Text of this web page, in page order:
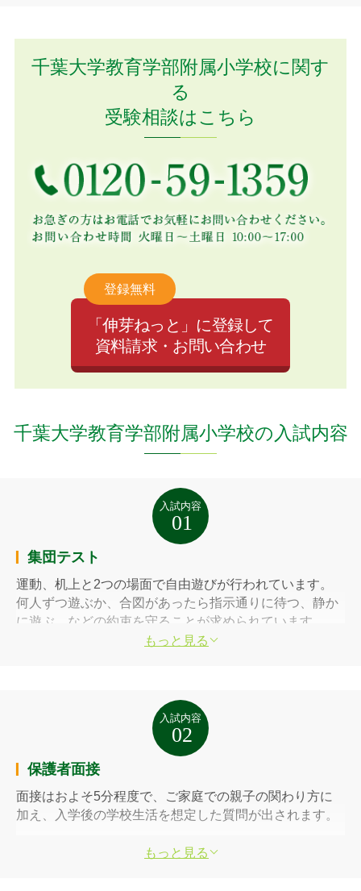
千葉大学教育学部附属小学校に関す
る
受験相談はこちら
登録無料
「伸芽ねっと」に登録して
資料請求・お問い合わせ
千葉大学教育学部附属小学校の入試内容
集団テスト
運動、机上と2つの場面で自由遊びが行われています。
何人ずつ遊ぶか、合図があったら指示通りに待つ、静か
に遊ぶ、などの約束を守ることが求められています。
もっと見る
保護者面接
面接はおよそ5分程度で、ご家庭での親子の関わり方に
加え、入学後の学校生活を想定した質問が出されます。
もっと見る